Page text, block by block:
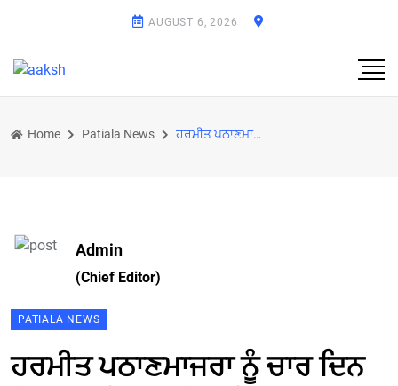
AUGUST 6, 2026
Home Patiala News ਹਰਮੀਤ ਪਠਾਣਮਾਜਰਾ ਨੂੰ ਚਾਰ ਦਿਨ ਦੇ ਪੁਲਸ ਰਿਮਾਂਡ ’ਤੇ ਭੇਜਿਆ
Admin
(Chief Editor)
PATIALA NEWS
ਹਰਮੀਤ ਪਠਾਣਮਾਜਰਾ ਨੂੰ ਚਾਰ ਦਿਨ